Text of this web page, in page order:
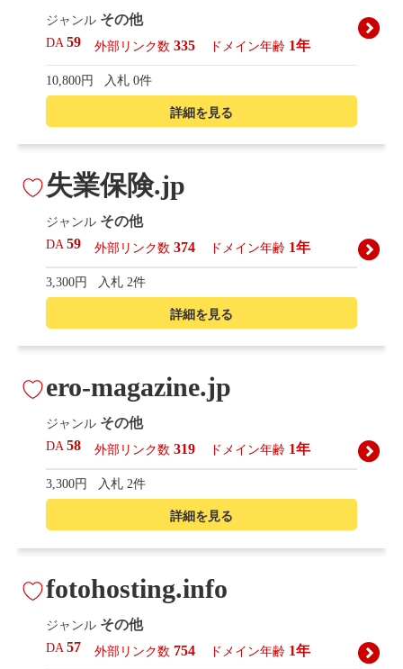
詳細を見る
ジャンル その他
DA59 外部リンク数 335 ドメイン年齢 1年
10,800円 入札 0件
詳細を見る
失業保険.jp
ジャンル その他
DA59 外部リンク数 374 ドメイン年齢 1年
3,300円 入札 2件
詳細を見る
ero-magazine.jp
ジャンル その他
DA58 外部リンク数 319 ドメイン年齢 1年
3,300円 入札 2件
fotohosting.info
ジャンル その他
DA57 外部リンク数 754 ドメイン年齢 1年